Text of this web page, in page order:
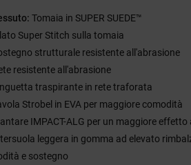
Tomaia in SUPER SUEDE™
Super Stitch sulla tomaia
strutturale resistente all'abrasione
resistente all'abrasione
traspirante in rete traforata
Strobel in EVA per maggiore comodità
IMPACT-ALG per un maggiore
leggera in gomma ad elevato
e sostegno